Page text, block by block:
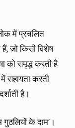
में प्रचलित
जो किसी विशेष
को समृद्ध करती है
सहायता करती
है।
के दाम’।